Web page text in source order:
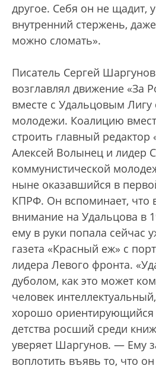
другое. Себя он не щадит,
внутренний стержень,
можно сломать».
Писатель Сергей
возглавлял движение «За
вместе с Удальцовым
молодежи. Коалицию
строить главный редактор
Алексей Волынец и лидер
коммунистической
ныне оказавшийся в
КПРФ. Он вспоминает, что
внимание на Удальцова в
ему в руки попала сейчас
газета «Красный еж» с
лидера Левого фронта.
дуболом, как это может
человек
хорошо ориентирующийся
детства росший среди
уверяет Шаргунов. — Ему
воплотить въявь то, что